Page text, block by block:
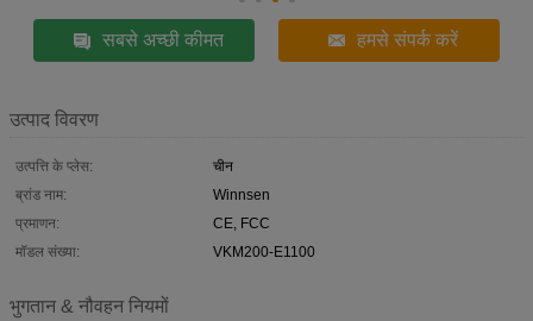
सबसे अच्छी कीमत हमसे संपर्क करें
उत्पाद विवरण
उत्पत्ति के प्लेस:
चीन
ब्रांड नाम:
Winnsen
प्रमाणन:
CE, FCC
मॉडल संख्या:
VKM200-E1100
भुगतान & नौवहन नियमों